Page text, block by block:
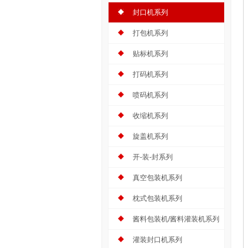
封口机系列
打包机系列
贴标机系列
打码机系列
喷码机系列
收缩机系列
旋盖机系列
开-装-封系列
真空包装机系列
枕式包装机系列
酱料包装机/酱料灌装机系列
灌装封口机系列